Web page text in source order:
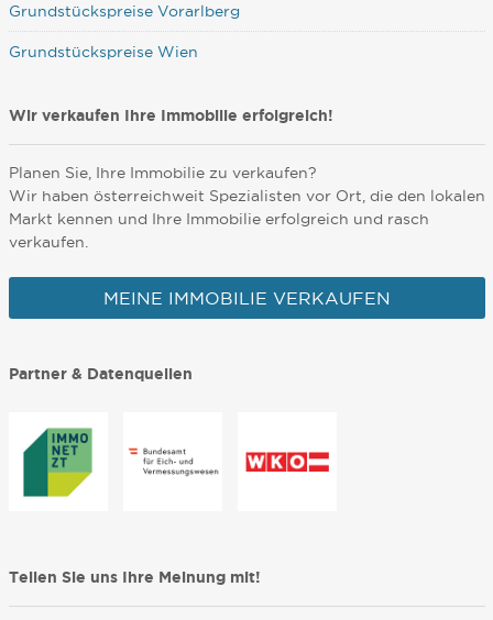
Grundstückspreise Vorarlberg
Grundstückspreise Wien
Wir verkaufen Ihre Immobilie erfolgreich!
Planen Sie, Ihre Immobilie zu verkaufen?
Wir haben österreichweit Spezialisten vor Ort, die den lokalen
Markt kennen und Ihre Immobilie erfolgreich und rasch
verkaufen.
MEINE IMMOBILIE VERKAUFEN
Partner & Datenquellen
Teilen Sie uns Ihre Meinung mit!